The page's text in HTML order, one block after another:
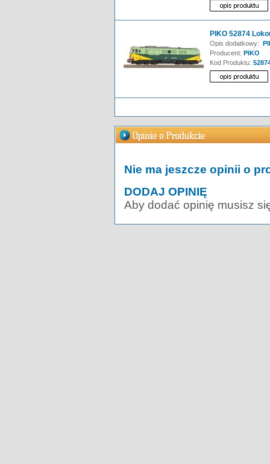
PIKO 52874
Opis dodatkowy:
Producent: PIKO
Kod Produktu:
Nie ma jeszcze opinii o
DODAJ OPINIĘ
Aby dodać opinię musisz